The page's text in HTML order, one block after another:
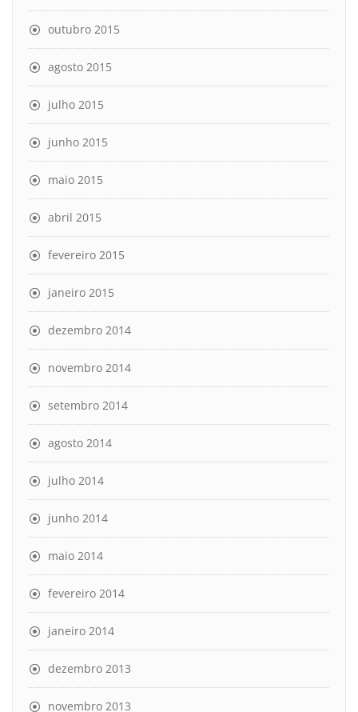
outubro 2015
agosto 2015
julho 2015
junho 2015
maio 2015
abril 2015
fevereiro 2015
janeiro 2015
dezembro 2014
novembro 2014
setembro 2014
agosto 2014
julho 2014
junho 2014
maio 2014
fevereiro 2014
janeiro 2014
dezembro 2013
novembro 2013